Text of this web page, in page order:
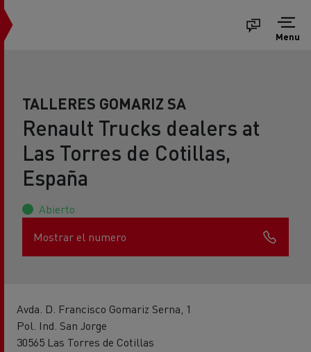
Menu
TALLERES GOMARIZ SA
Renault Trucks dealers at
Las Torres de Cotillas,
España
Abierto
Mostrar el numero
Avda. D. Francisco Gomariz Serna, 1
Pol. Ind. San Jorge
30565 Las Torres de Cotillas